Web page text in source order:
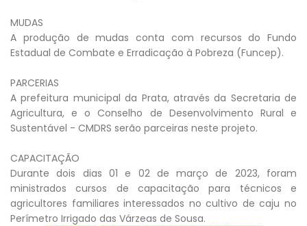
MUDAS
A produção de mudas conta com recursos do Fundo
Estadual de Combate e Erradicação à Pobreza (Funcep).
PARCERIAS
A prefeitura municipal da Prata, através da Secretaria de
Agricultura, e o Conselho de Desenvolvimento Rural e
Sustentável - CMDRS serão parceiras neste projeto.
CAPACITAÇÃO
Durante dois dias 01 e 02 de março de 2023, foram
ministrados cursos de capacitação para técnicos e
agricultores familiares interessados no cultivo de caju no
Perímetro Irrigado das Várzeas de Sousa.